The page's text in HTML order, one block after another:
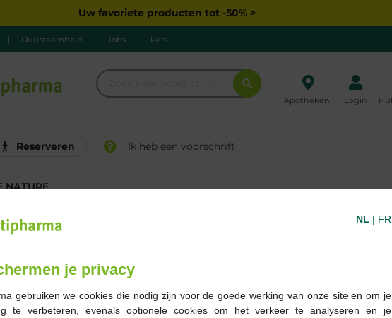
Uw favoriete producten tot -50% >
| Duurzaamheid | Jobs | Pers
Apotheken Login
Reserveren Ik heb een voorschrift
NATURE
1 Resultaten Sorteer op:
NL | FR
je privacy
gebruiken we cookies die nodig zijn voor de goede werking van onze site en om je
te verbeteren, evenals optionele cookies om het verkeer te analyseren en je